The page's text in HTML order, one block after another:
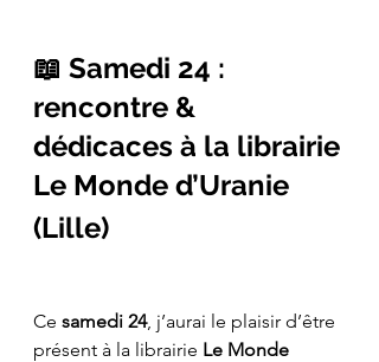
📖 Samedi 24 :
rencontre &
dédicaces à la librairie
Le Monde d’Uranie
(Lille)
Ce samedi 24, j’aurai le plaisir d’être
présent à la librairie Le Monde